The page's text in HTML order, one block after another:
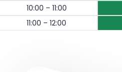
10:00 – 11:00
11:00 – 12:00